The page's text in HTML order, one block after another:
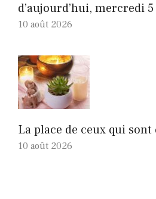
d’aujourd’hui, mercredi
10 août 2026
La place de ceux qui
10 août 2026